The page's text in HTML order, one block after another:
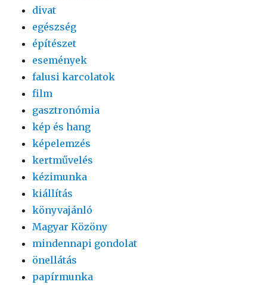
divat
egészség
építészet
események
falusi karcolatok
film
gasztronómia
kép és hang
képelemzés
kertművelés
kézimunka
kiállítás
könyvajánló
Magyar Közöny
mindennapi gondolat
önellátás
papírmunka